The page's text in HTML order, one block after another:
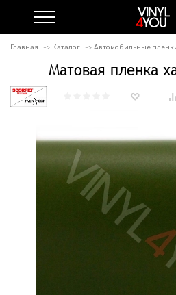
Главная Каталог Автомобильные
Матовая пленка